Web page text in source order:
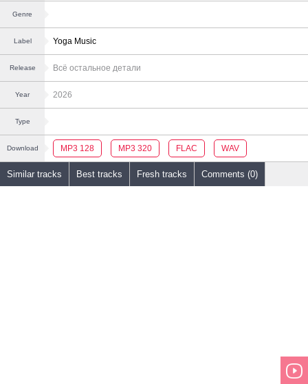
Genre
Label Yoga Music
Release Всё остальное детали
Year 2026
Type
Download MP3 128 MP3 320 FLAC WAV
Similar tracks Best tracks Fresh tracks Comments (0)